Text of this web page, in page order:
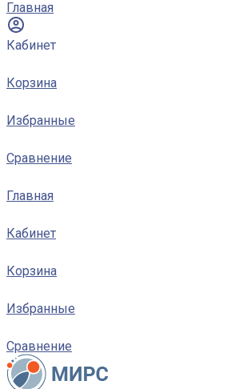
Главная
Кабинет
Корзина
Избранные
Сравнение
Главная
Кабинет
Корзина
Избранные
Сравнение